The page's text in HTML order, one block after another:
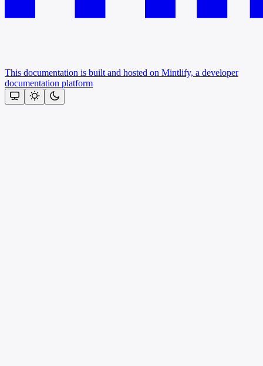
This documentation is built and hosted on Mintlify, a developer
documentation platform